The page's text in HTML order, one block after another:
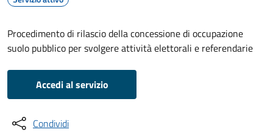
Procedimento di rilascio della concessione di occupazione
suolo pubblico per svolgere attività elettorali e referendarie
Accedi al servizio
Condividi